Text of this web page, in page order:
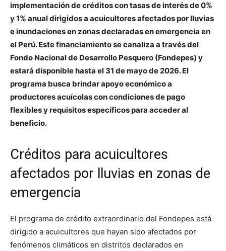
implementación de créditos con tasas de interés de 0%
y 1% anual dirigidos a acuicultores afectados por lluvias
e inundaciones en zonas declaradas en emergencia en
el Perú. Este financiamiento se canaliza a través del
Fondo Nacional de Desarrollo Pesquero (Fondepes) y
estará disponible hasta el 31 de mayo de 2026. El
programa busca brindar apoyo económico a
productores acuícolas con condiciones de pago
flexibles y requisitos específicos para acceder al
beneficio.
Créditos para acuicultores
afectados por lluvias en zonas de
emergencia
El programa de crédito extraordinario del Fondepes está
dirigido a acuicultores que hayan sido afectados por
fenómenos climáticos en distritos declarados en